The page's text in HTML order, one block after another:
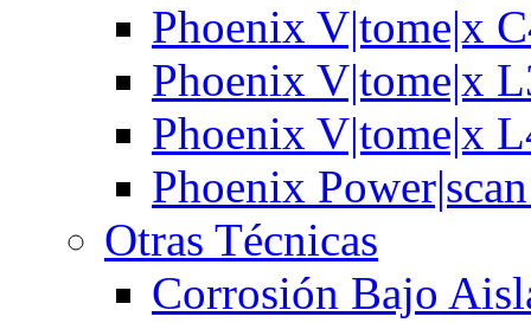
Phoenix V|tome|x
Phoenix V|tome|x
Phoenix V|tome|x
Phoenix
Otras Técnicas
Corrosión Bajo